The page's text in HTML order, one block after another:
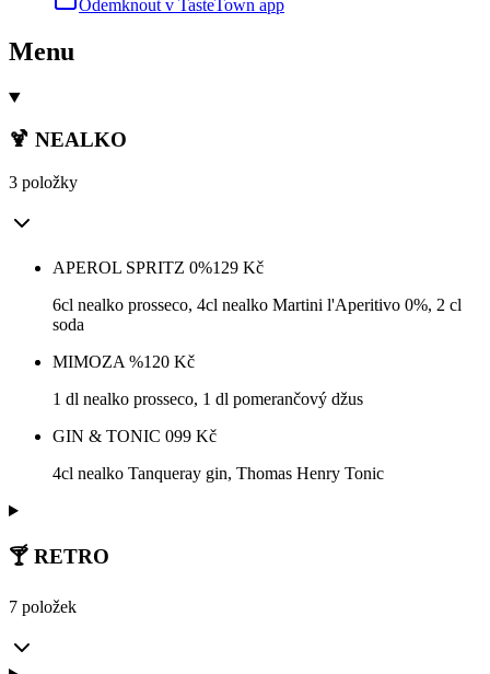
Odemknout v TasteTown app
Menu
🍹 NEALKO
3 položky
APEROL SPRITZ 0%129 Kč
6cl nealko prosseco, 4cl nealko Martini l'Aperitivo 0%, 2 cl
soda
MIMOZA %120 Kč
1 dl nealko prosseco, 1 dl pomerančový džus
GIN & TONIC 099 Kč
4cl nealko Tanqueray gin, Thomas Henry Tonic
🍸 RETRO
7 položek